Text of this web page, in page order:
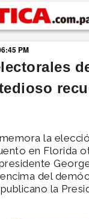
principal
PM
la
en Florida
del
la